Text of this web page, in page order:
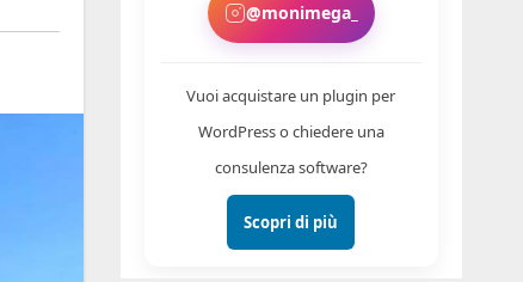
@monimega_
Vuoi acquistare un plugin per
WordPress o chiedere una
consulenza software?
Scopri di più